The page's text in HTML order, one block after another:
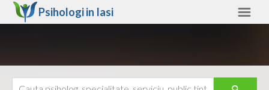
Psihologi in Iasi